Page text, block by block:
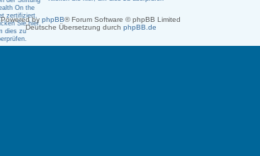
Powered by phpBB® Forum Software © phpBB Limited
Deutsche Übersetzung durch phpBB.de